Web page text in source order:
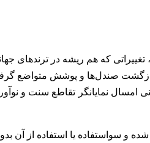
که هم ریشه در ترندهای
بازگشت صندل‌ها و پوشش متواضع
امسال نمایانگر تقاطع سنت و